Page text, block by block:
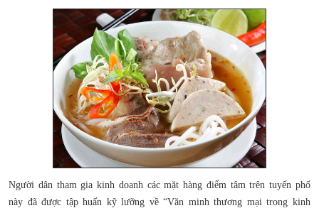
Người dân tham gia kinh doanh các mặt hàng điểm tâm trên tuyến phố
này đã được tập huấn kỹ lưỡng về “Văn minh thương mại trong kinh